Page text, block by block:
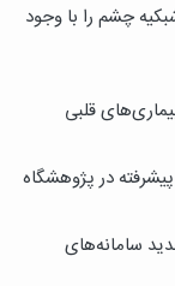
چشم را با وجود
قلبی
در پژوهشگاه
سامانه‌های